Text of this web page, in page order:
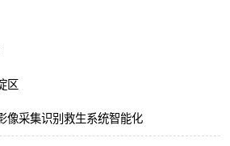
区
像采集识别救生系统智能化